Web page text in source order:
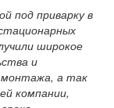
под приварку в
широкое
и
монтажа, а так
компании,